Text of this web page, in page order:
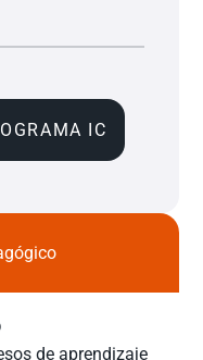
IC
de aprendizaje